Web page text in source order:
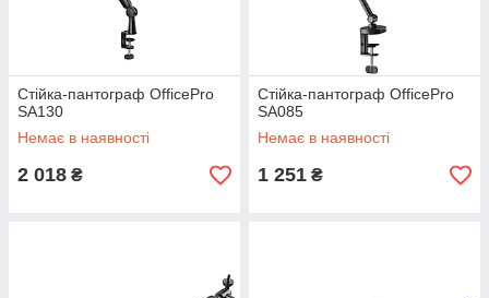
Стійка-пантограф OfficePro
SA130
Немає в наявності
2 018 ₴
Стійка-пантограф OfficePro
SA085
Немає в наявності
1 251 ₴